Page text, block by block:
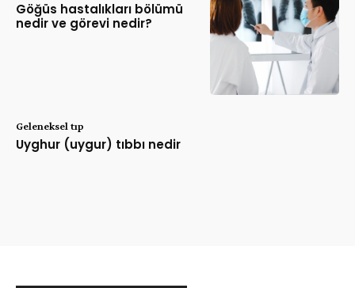
Göğüs hastalıkları bölümü
nedir ve görevi nedir?
Geleneksel tıp
Uyghur (uygur) tıbbı nedir